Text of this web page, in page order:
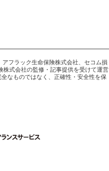
フラック生命保険株式会社、セコム損
式会社の監修・記事提供を受けて運営
なものではなく、正確性・安全性を保